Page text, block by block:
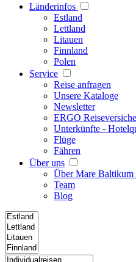
Länderinfos
Estland
Lettland
Litauen
Finnland
Polen
Service
Reise anfragen
Unsere Kataloge
Newsletter
ERGO
Unterkünfte -
Flüge
Fähren
Über uns
Über Mare Baltikum
Team
Blog